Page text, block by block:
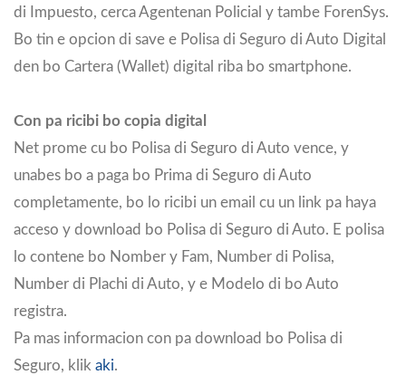
di Impuesto, cerca Agentenan Policial y tambe ForenSys.
Bo tin e opcion di save e Polisa di Seguro di Auto Digital
den bo Cartera (Wallet) digital riba bo smartphone.
Con pa ricibi bo copia digital
Net prome cu bo Polisa di Seguro di Auto vence, y
unabes bo a paga bo Prima di Seguro di Auto
completamente, bo lo ricibi un email cu un link pa haya
acceso y download bo Polisa di Seguro di Auto. E polisa
lo contene bo Nomber y Fam, Number di Polisa,
Number di Plachi di Auto, y e Modelo di bo Auto
registra.
Pa mas informacion con pa download bo Polisa di
Seguro, klik aki.